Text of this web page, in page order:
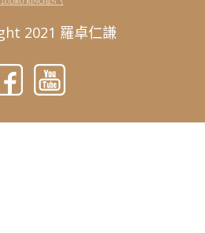
2021 羅卓仁謙